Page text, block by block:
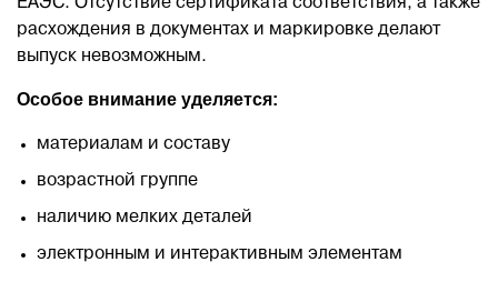
ЕАЭС. Отсутствие сертификата соответствия, а также
расхождения в документах и маркировке делают
выпуск невозможным.
Особое внимание уделяется:
материалам и составу
возрастной группе
наличию мелких деталей
электронным и интерактивным элементам